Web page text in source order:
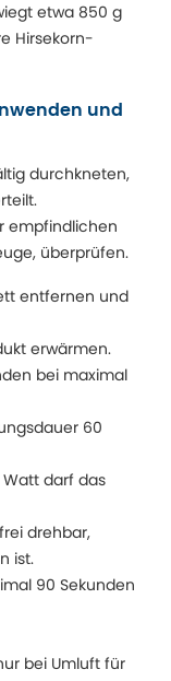
etwa 850 g
Hirsekorn-
und
durchkneten,
empfindlichen
überprüfen.
entfernen und
erwärmen.
bei maximal
60
Watt darf das
drehbar,
ist.
90 Sekunden
bei Umluft für